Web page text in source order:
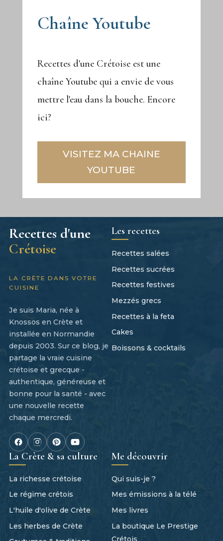
Chaîne Youtube
Recettes d'une Crétoise est une
chaîne Youtube qui a envie de vous
mettre l'eau dans la bouche. Encore
ici?
VISITEZ MA CHAINE
YOUTUBE
Recettes d'une
Crétoise
LA CRÈTE DANS VOTRE
CUISINE
Je suis Maria, née à
Knossos en Crète et
installée en Normandie
depuis 2003. Sur ce blog, je
partage la vraie cuisine
crétoise et grecque -
authentique, généreuse et
bonne pour la santé - avec
une nouvelle recette
chaque mercredi.
Les recettes
Recettes salées
Recettes sucrées
Recettes festives
Mezzés grecs
Recettes à la feta
Cakes
Boissons & cocktails
La Crète & sa culture
La richesse crétoise
Le régime crétois
L'huile d'olive de Crète
Les herbes de Crète
Me découvrir
Qui suis-je ?
Mes émissions à la télé
Mes livres
La boutique Le Prestige
Crétois